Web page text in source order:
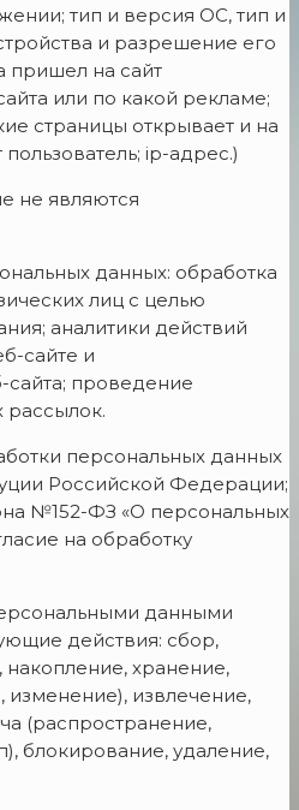
тип и версия ОС, тип и
и разрешение его
пришел на сайт
или по какой рекламе;
страницы открывает и на
ip-адрес.)
не являются
данных: обработка
лиц с целью
аналитики действий
сайте и
проведение
рассылок.
персональных данных
Российской Федерации;
№152-ФЗ «О персональных
на обработку
данными
действия: сбор,
накопление, хранение,
изменение), извлечение,
(распространение,
блокирование, удаление,